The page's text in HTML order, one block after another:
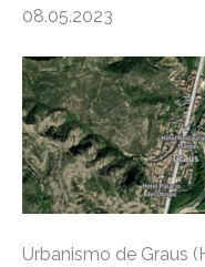
08.05.2023
Urbanismo de Graus